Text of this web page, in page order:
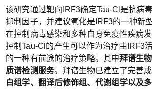
该研究通过靶向IRF3确定Tau-Cl是抗病
抑制因子，并建议氧化是IRF3的一种新
在控制病毒感染和多种自身免疫性疾病发
控制Tau-Cl的产生可以作为治疗由IRF3
的一种有前途的治疗策略。其中拜谱生物
质谱检测服务。拜谱生物已建立了完善
白组学、翻译后修饰组、代谢组学以及